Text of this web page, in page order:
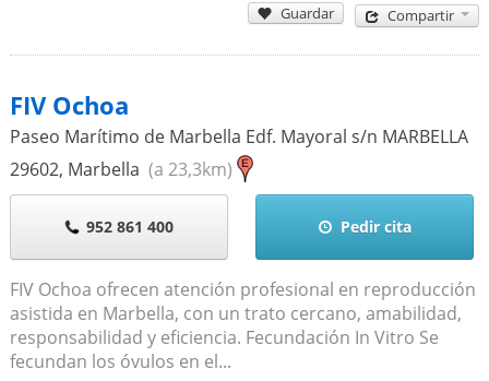
Guardar Compartir
FIV Ochoa
Paseo Marítimo de Marbella Edf. Mayoral s/n MARBELLA
29602, Marbella (a 23,3km)
952 861 400 Pedir cita
FIV Ochoa ofrecen atención profesional en reproducción
asistida en Marbella, con un trato cercano, amabilidad,
responsabilidad y eficiencia. Fecundación In Vitro Se
fecundan los óvulos en el...